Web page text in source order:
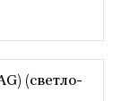
(светло-